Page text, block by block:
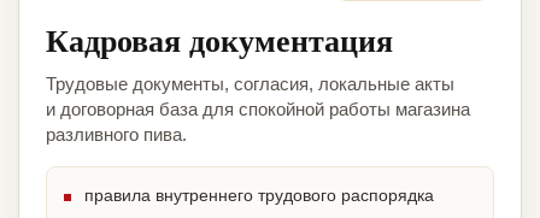
Кадровая документация
Трудовые документы, согласия, локальные акты
и договорная база для спокойной работы магазина
разливного пива.
правила внутреннего трудового распорядка